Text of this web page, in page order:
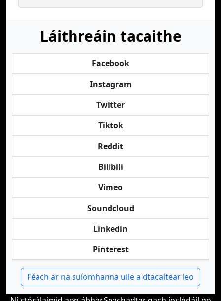
Láithreáin tacaithe
Facebook
Instagram
Twitter
Tiktok
Reddit
Bilibili
Vimeo
Soundcloud
Linkedin
Pinterest
Féach ar na suíomhanna uile a dtacaítear leo